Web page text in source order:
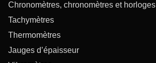
Chronomètres, chronomètres et horloges
Tachymètres
Thermomètres
Jauges d’épaisseur